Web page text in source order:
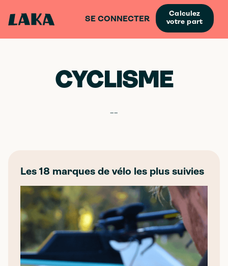
SE CONNECTER
Calculez
votre part
CYCLISME
--
Les 18 marques de vélo les plus suivies